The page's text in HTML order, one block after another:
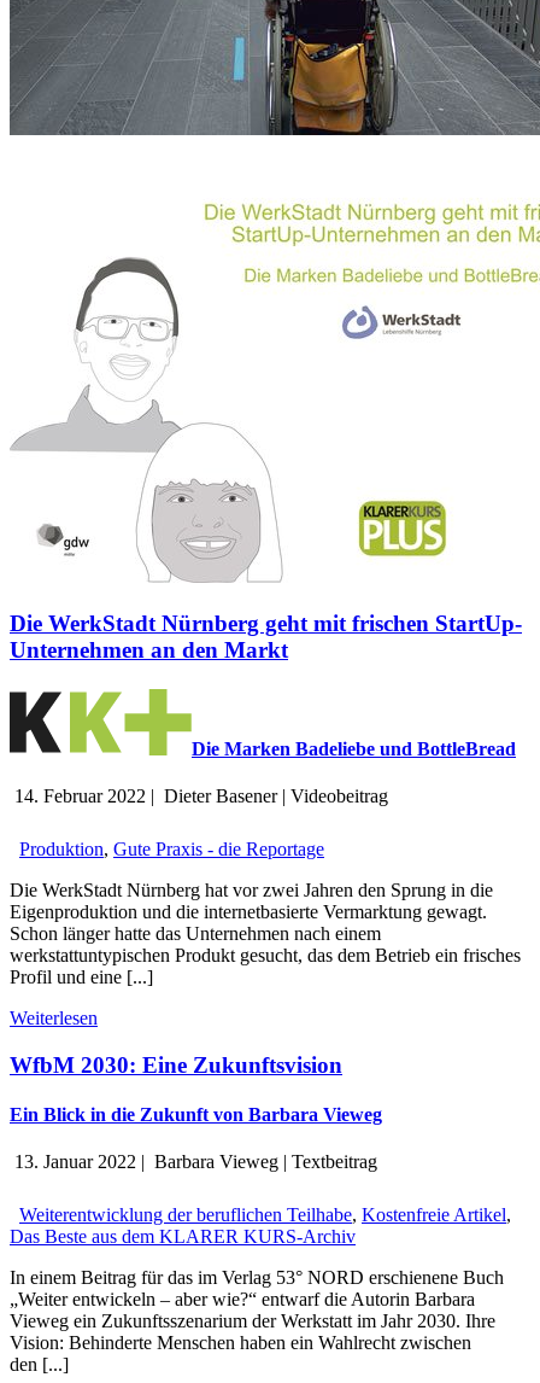
Die WerkStadt Nürnberg geht mit frischen StartUp-
Unternehmen an den Markt
Die Marken Badeliebe und BottleBread
14. Februar 2022 | Dieter Basener| Videobeitrag
Produktion, Gute Praxis - die Reportage
Die WerkStadt Nürnberg hat vor zwei Jahren den Sprung in die
Eigenproduktion und die internetbasierte Vermarktung gewagt.
Schon länger hatte das Unternehmen nach einem
werkstattuntypischen Produkt gesucht, das dem Betrieb ein frisches
Profil und eine [...]
Weiterlesen
WfbM 2030: Eine Zukunftsvision
Ein Blick in die Zukunft von Barbara Vieweg
13. Januar 2022 | Barbara Vieweg | Textbeitrag
Weiterentwicklung der beruflichen Teilhabe, Kostenfreie Artikel,
Das Beste aus dem KLARER KURS-Archiv
In einem Beitrag für das im Verlag 53° NORD erschienene Buch
„Weiter entwickeln – aber wie?“ entwarf die Autorin Barbara
Vieweg ein Zukunftsszenarium der Werkstatt im Jahr 2030. Ihre
Vision: Behinderte Menschen haben ein Wahlrecht zwischen
den [...]